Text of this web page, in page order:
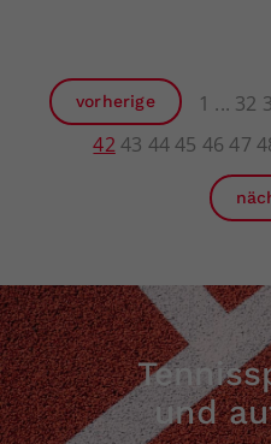
vorherige 1 32
4243 4445 46 47
und